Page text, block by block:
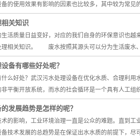
备的使用效果有影响的因素也比较多，其中较为
关知识
质量日益变好，对应的我们自身的环保意识也越
理相关知识。 废水按照其源头可以分为生活废水
备有哪些好处呢？
好处？武汉污水处理设备在优化水质、合理利
非平衡开放系统，而水的社会循环是一个具有人工
发展趋势是怎样的呢？
影响，工业环境治理一直是公众的难题。直到工
技术发展的总趋势是在保证出水水质的前提下，尽